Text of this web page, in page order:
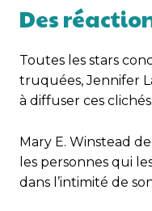
Des
Toutes les stars
truquées, Jennifer
à diffuser ces clichés.
Mary E. Winstead
les personnes qui
dans l’intimité de